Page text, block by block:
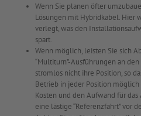
Wenn Sie planen öfter
Lösungen mit Hybridkabel. Hier
verlegt, was den
spart.
Wenn möglich, leisten Sie sich
“Multiturn”-Ausführungen an
stromlos nicht ihre Position, so
Betrieb in jeder Position möglich
Kosten und den Aufwand für
eine lästige “Referenzfahrt” vor